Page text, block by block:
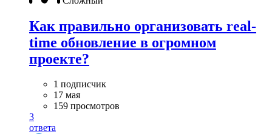
Как правильно организовать real-
time обновление в огромном
проекте?
1 подписчик
17 мая
159 просмотров
3
ответа